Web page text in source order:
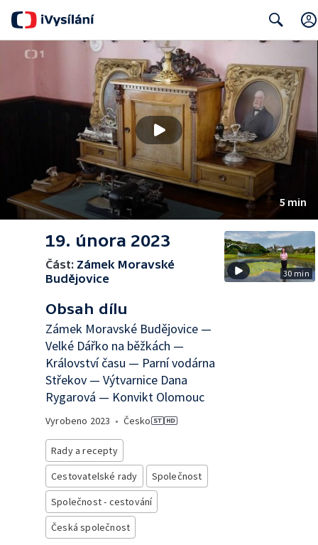
5 min
19. února 2023
Část: Zámek Moravské
Budějovice
Obsah dílu
Zámek Moravské Budějovice —
Velké Dářko na běžkách —
Království času — Parní vodárna
Střekov — Výtvarnice Dana
Rygarová — Konvikt Olomouc
Vyrobeno 2023 • Česko
Rady a recepty
Cestovatelské rady
Společnost
Společnost - cestování
Česká společnost
30 min